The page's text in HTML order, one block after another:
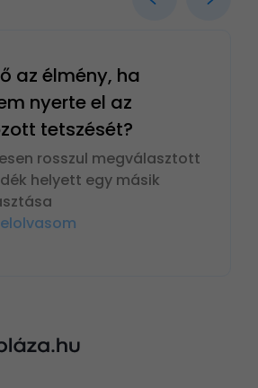
az élmény, ha
nyerte el az
tetszését?
rosszul megválasztott
helyett egy másik
elolvasom